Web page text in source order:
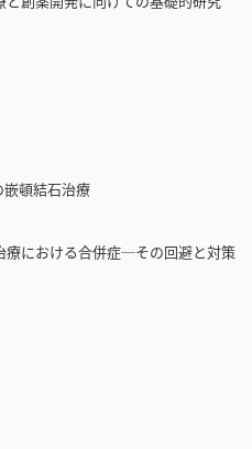
嵌頓結石治療
療における合併症─その回避と対策